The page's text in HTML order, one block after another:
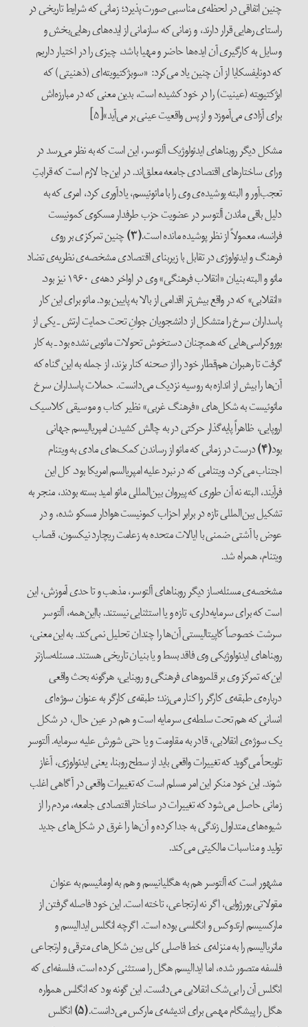
چنین اتفاقی در لحظه‌ی مناسبی صورت پذیرد؛ زمانی که شرایط تاریخی در
راستای رهایی قرار دارند، و زمانی که سازمانی از ایده‌های رهایی‌بخش و
وسایل به کارگیری آن ایده‌ها حاضر و مهیا باشد، چیزی را در اختیار داریم
که دونایفسکایا از آن چنین یاد می‌کرد: «سوبژکتیویته‌ای (ذهنیتی) که
ابژکتیویته (عینیت) را در خود کشیده است، بدین معنی که در مبارزه‌اش
برای آزادی می‌آموزد و از پس واقعیت عینی بر می‌آید»[۵]
مشکل دیگر روبناهای ایدئولوژیک آلتوسر، این است که به نظر می‌رسد در
ورای ساختارهای اقتصادی جامعه معلق‌اند. در این‌جا لازم است که قرابتِ
تعجب‌آور و البته پوشیده‌ی وی را با مائوئیسم، یادآوری کرد، امری که به
دلیل باقی ماندن آلتوسر در عضویت حزب طرفدار مسکوی کمونیست
فرانسه، معمولاً از نظر پوشیده مانده است.(۳)
چنین تمرکزی بر روی
فرهنگ و ایدئولوژی در تقابل با زیربنای اقتصادی مشخصه‌ی نظریه‌ی تضاد
مائو و البته بنیان «انقلاب فرهنگی» وی در اواخر دهه‌ی ۱۹۶۰ نیز بود.
«انقلابی» که در واقع بیش‌تر اقدامی از بالا به پایین بود. مائو برای این کار
پاسداران سرخ را متشکل از دانشجویان جوانِ تحت حمایت ارتش ـ یکی از
بوروکراسی‌هایی که همچنان دستخوش تحولات مائویی نشده بود ـ به کار
گرفت تا رهبران هم‌قطار خود را از صحنه کنار بزند، از جمله‌ به این گناه که
آن‌ها را بیش از اندازه به روسیه نزدیک می‌دانست. حملات پاسداران سرخ
مائوئیست به شکل‌های «فرهنگ غربی» نظیر کتاب‌ و موسیقی کلاسیک
اروپایی، ظاهراً پایه‌گذار حرکتی در به چالش کشیدن امپریالیسم جهانی
بود(۴) درست در زمانی‌ که مائو از رساندن کمک‌های مادی به ویتنام
اجتناب می‌کرد، ویتنامی که در نبرد علیه امپریالسم امریکا بود. کل این
فرآیند، البته نه آن طوری که پیروان بین‌المللی مائو امید بسته بودند، منجر به
تشکیل بین‌المللی تازه در برابر احزاب کمونیست هوادار مسکو شده، و در
عوض با آشتی ضمنی با ایالات متحده‌ به زعامت ریچارد نیکسون، قصاب
ویتنام، همراه شد.
مشخصه‌ی مسئله‌ساز دیگر روبناهای آلتوسر، مذهب و تا حدی آموزش، این
است که برای سرمایه‌داری، تازه و یا استثنایی نیستند. بااین‌همه، آلتوسر
سرشت خصوصاً کاپیتالیستی آن‌ها را چندان تحلیل نمی‌کند. به این معنی،
روبناهای ایدئولوژیکی وی فاقد بسط و یا بنیان تاریخی هستند. مسئله‌سازتر
این‌که تمرکز وی بر قلمروهای فرهنگی و روبنایی، هرگونه بحث واقعی
درباره‌ی طبقه‌ی کارگر را کنار می‌زند؛ طبقه‌ی کارگر به عنوان سوژه‌ای
انسانی که هم تحت سلطه‌ی سرمایه است و هم در عین حال، در شکل
یک سوژه‌ی انقلابی، قادر به مقاومت و یا حتی شورش علیه سرمایه. آلتوسر
تلویحاً می‌گوید که تغییرات واقعی باید از سطح روبنا، یعنی ایدئولوژی، آغاز
شوند. این خود منکر این امر مسلم است که تغییرات واقعی در آگاهی اغلب
زمانی حاصل می‌شود که تغییرات در ساختار اقتصادی جامعه، مردم را از
شیوه‌های متداول زندگی به جدا کرده و آن‌ها را غرق در شکل‌های جدید
تولید و مناسبات مالکیتی ‌می‌کند.
مشهور است که آلتوسر هم به هگلیانیسم و هم به اومانیسم به عنوان
مقولاتی بورژوایی، اگر نه ارتجاعی، تاخته است. این خود فاصله گرفتن از
مارکسیسم ارتدوکس و انگلسی بوده است. اگرچه انگلس ایدالیسم و
ماتریالیسم را به منزله‌ی خط فاصلی کلی بین شکل‌های مترقی و ارتجاعی
فلسفه متصور شده، اما ایدالیسم هگل را مستثنی کرده است، فلسفه‌ای که
انگلس آن را بی‌شک انقلابی می‌دانست. این گونه بود که انگلس همواره
هگل را پیشگام مهمی برای اندیشه‌ی مارکس می‌دانست.(۵)
انگلس